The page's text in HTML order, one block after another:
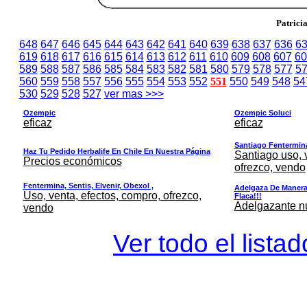
648 647 646 645 644 643 642 641 640 639 638 637 636
619 618 617 616 615 614 613 612 611 610 609 608 607
589 588 587 586 585 584 583 582 581 580 579 578 577
560 559 558 557 556 555 554 553 552 551 550 549 548
530 529 528 527 ver mas >>>
Ozempic
eficaz
Ozempic Soluci
eficaz
Haz Tu Pedido Herbalife En Chile En Nuestra Página
Precios económicos
Santiago
Santiago uso,
ofrezco, vendo
Fentermina, Sentis, Elvenir, Obexol ,
Uso, venta, efectos, compro, ofrezco,
vendo
Adelgaza De
Flaca!!!
Adelgazante
Ver todo el